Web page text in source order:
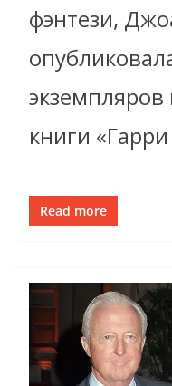
фэнтези,
экземпляров
книги
Read more